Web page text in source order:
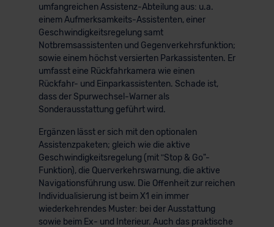
umfangreichen Assistenz-Abteilung aus: u.a.
einem Aufmerksamkeits-Assistenten, einer
Geschwindigkeitsregelung samt
Notbremsassistenten und Gegenverkehrsfunktion;
sowie einem höchst versierten Parkassistenten. Er
umfasst eine Rückfahrkamera wie einen
Rückfahr- und Einparkassistenten. Schade ist,
dass der Spurwechsel-Warner als
Sonderausstattung geführt wird.
Ergänzen lässt er sich mit den optionalen
Assistenzpaketen; gleich wie die aktive
Geschwindigkeitsregelung (mit ʺStop & Go"-
Funktion), die Querverkehrswarnung, die aktive
Navigationsführung usw. Die Offenheit zur reichen
Individualisierung ist beim X1 ein immer
wiederkehrendes Muster: bei der Ausstattung
sowie beim Ex- und Interieur. Auch das praktische